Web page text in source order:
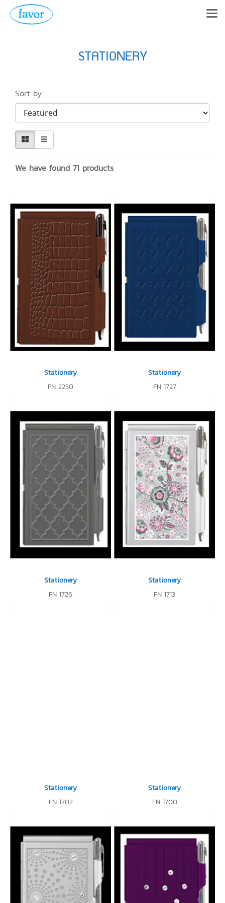
STATIONERY
Sort by
We have found 71 products
Stationery
FN 2250
Stationery
FN 1727
Stationery
FN 1726
Stationery
FN 1713
Stationery
FN 1702
Stationery
FN 1700